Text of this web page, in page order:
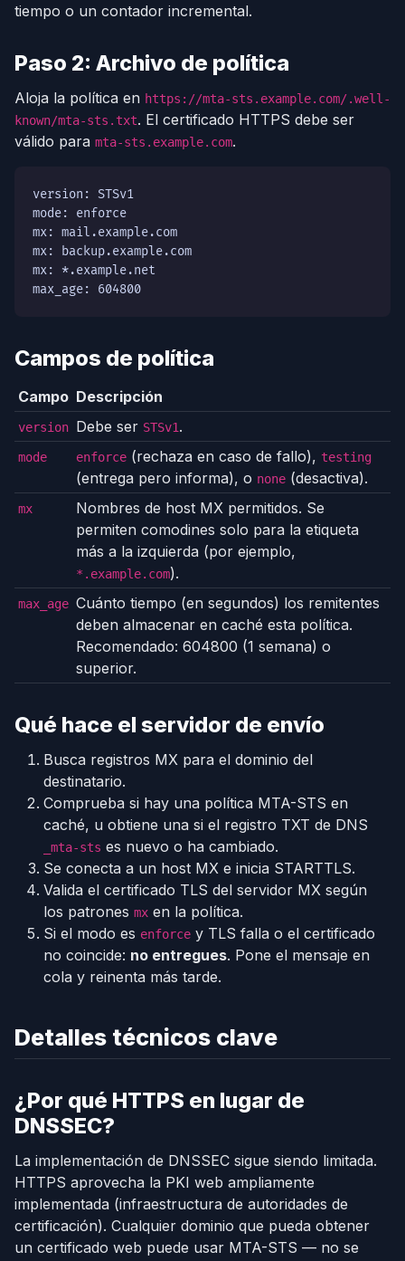
tiempo o un contador incremental.
Paso 2: Archivo de política
Aloja la política en https://mta-sts.example.com/.well-
known/mta-sts.txt. El certificado HTTPS debe ser
válido para mta-sts.example.com.
version: STSv1
mode: enforce
mx: mail.example.com
mx: backup.example.com
mx: *.example.net
max_age: 604800
Campos de política
Campo Descripción
version Debe ser STSv1.
mode enforce (rechaza en caso de fallo), testing
(entrega pero informa), o none (desactiva).
mx
Nombres de host MX permitidos. Se
permiten comodines solo para la etiqueta
más a la izquierda (por ejemplo,
*.example.com).
max_age Cuánto tiempo (en segundos) los remitentes
deben almacenar en caché esta política.
Recomendado: 604800 (1 semana) o
superior.
Qué hace el servidor de envío
Busca registros MX para el dominio del
destinatario.
Comprueba si hay una política MTA-STS en
caché, u obtiene una si el registro TXT de DNS
_mta-sts es nuevo o ha cambiado.
Se conecta a un host MX e inicia STARTTLS.
Valida el certificado TLS del servidor MX según
los patrones mx en la política.
Si el modo es enforce y TLS falla o el certificado
no coincide: no entregues. Pone el mensaje en
cola y reinenta más tarde.
Detalles técnicos clave
¿Por qué HTTPS en lugar de
DNSSEC?
La implementación de DNSSEC sigue siendo limitada.
HTTPS aprovecha la PKI web ampliamente
implementada (infraestructura de autoridades de
certificación). Cualquier dominio que pueda obtener
un certificado web puede usar MTA-STS — no se